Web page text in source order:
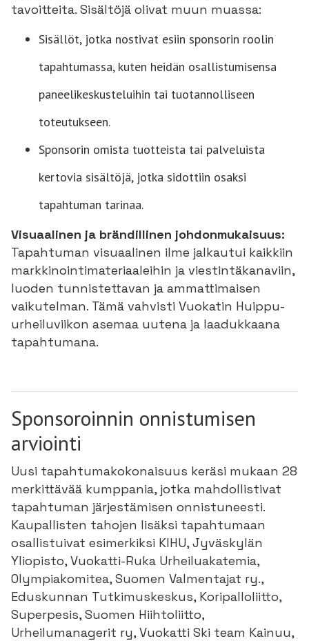
tavoitteita. Sisältöjä olivat muun muassa:
Sisällöt, jotka nostivat esiin sponsorin roolin
tapahtumassa, kuten heidän osallistumisensa
paneelikeskusteluihin tai tuotannolliseen
toteutukseen.
Sponsorin omista tuotteista tai palveluista
kertovia sisältöjä, jotka sidottiin osaksi
tapahtuman tarinaa.
Visuaalinen ja brändillinen johdonmukaisuus:
Tapahtuman visuaalinen ilme jalkautui kaikkiin
markkinointimateriaaleihin ja viestintäkanaviin,
luoden tunnistettavan ja ammattimaisen
vaikutelman. Tämä vahvisti Vuokatin Huippu-
urheiluviikon asemaa uutena ja laadukkaana
tapahtumana.
Sponsoroinnin onnistumisen
arviointi
Uusi tapahtumakokonaisuus keräsi mukaan 28
merkittävää kumppania, jotka mahdollistivat
tapahtuman järjestämisen onnistuneesti.
Kaupallisten tahojen lisäksi tapahtumaan
osallistuivat esimerkiksi KIHU, Jyväskylän
Yliopisto, Vuokatti-Ruka Urheiluakatemia,
Olympiakomitea, Suomen Valmentajat ry.,
Eduskunnan Tutkimuskeskus, Koripalloliitto,
Superpesis, Suomen Hiihtoliitto,
Urheilumanagerit ry, Vuokatti Ski team Kainuu,